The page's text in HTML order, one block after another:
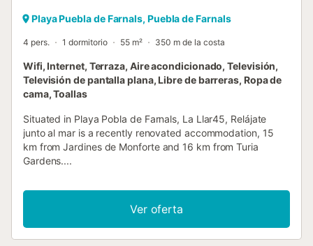
Playa Puebla de Farnals, Puebla de Farnals
4 pers. 1 dormitorio 55 m² 350 m de la costa
Wifi, Internet, Terraza, Aire acondicionado, Televisión,
Televisión de pantalla plana, Libre de barreras, Ropa de
cama, Toallas
Situated in Playa Pobla de Farnals, La Llar45, Relájate
junto al mar is a recently renovated accommodation, 15
km from Jardines de Monforte and 16 km from Turia
Gardens....
Ver oferta